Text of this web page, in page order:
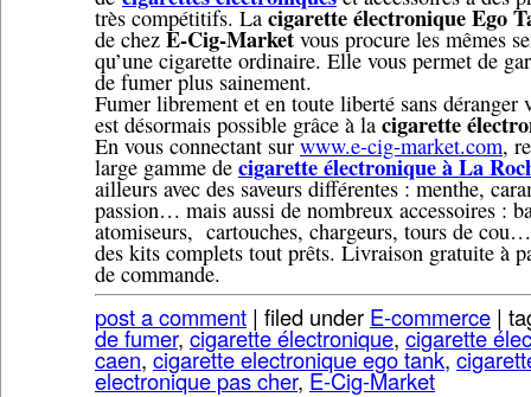
très compétitifs. La cigarette électronique Ego
de chez E-Cig-Market vous procure les mêmes
qu’une cigarette ordinaire. Elle vous permet de
de fumer plus sainement.
Fumer librement et en toute liberté sans déranger
est désormais possible grâce à la cigarette
En vous connectant surwww.e-cig-market.com,
large gamme de cigarette électronique à La
ailleurs avec des saveurs différentes : menthe,
passion… mais aussi de nombreux accessoires :
atomiseurs, cartouches, chargeurs, tours de
des kits complets tout prêts. Livraison gratuite à
de commande.
post a comment | filed under E-commerce |
de fumer,cigarette électronique,cigarette
caen,cigarette electronique ego tank,
electronique pas cher,E-Cig-Market